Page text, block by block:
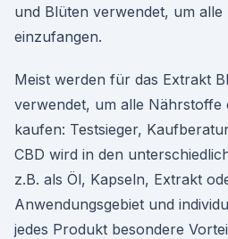
und Blüten verwendet, um
einzufangen.
Meist werden für das Extrakt
verwendet, um alle Nährstoffe
kaufen: Testsieger,
CBD wird in den
z.B. als Öl, Kapseln, Extrakt
Anwendungsgebiet und
jedes Produkt besondere